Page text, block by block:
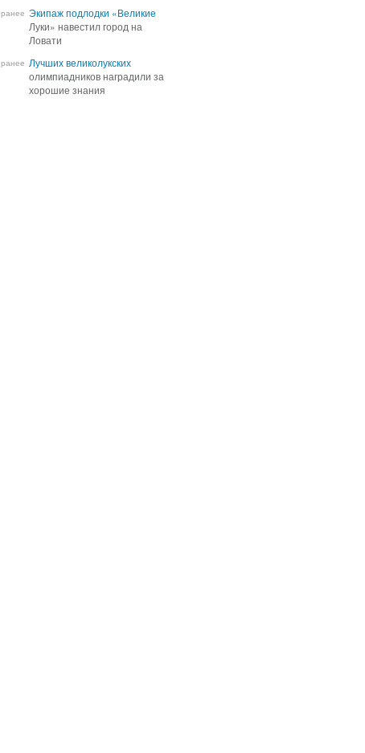
ранее Экипаж подлодки «Великие
Луки» навестил город на
Ловати
Экипаж подлодки «Великие
Луки» навестил город на
Ловати
ранее Лучших великолукских
олимпиадников наградили за
хорошие знания
Лучших великолукских
олимпиадников наградили за
хорошие знания